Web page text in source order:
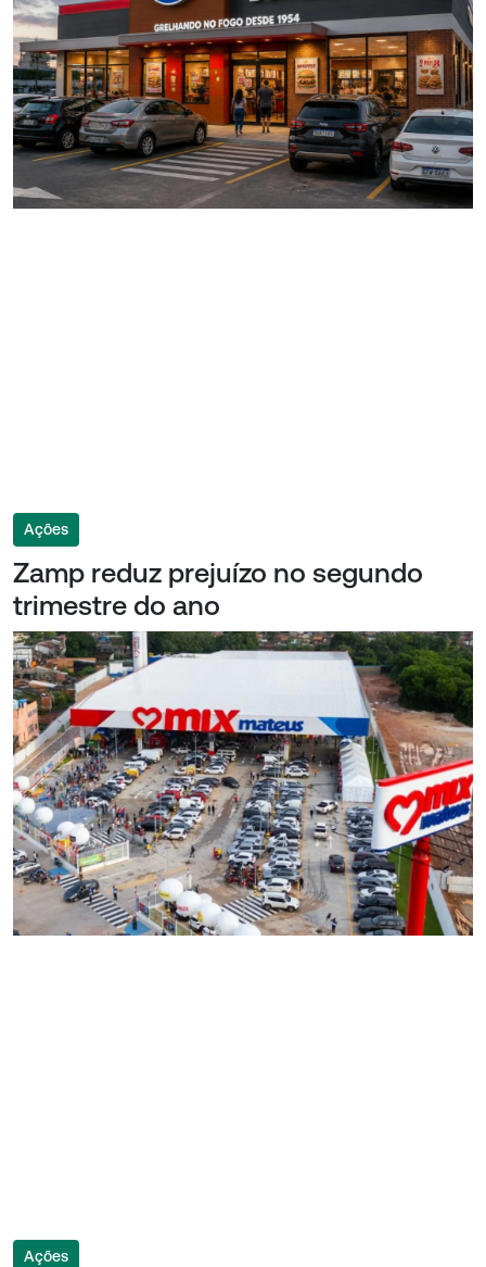
Ações
Zamp reduz prejuízo no segundo
trimestre do ano
Ações